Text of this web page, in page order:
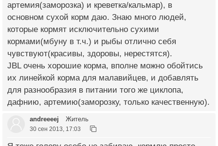
артемия(заморозка) и креветка/кальмар), в
основном сухой корм даю. Знаю много людей,
которые кормят исключительно сухими
кормами(мбуну в т.ч.) и рыбы отлично себя
чувствуют(красивы, здоровы, нерестятся).
JBL очень хорошие корма, вполне можно обойтись
их линейкой корма для малавийцев, и добавлять
для разнообразия в питании того же циклопа,
дафнию, артемию(заморозку, только качественную).
andreeeej Житель
30 сен 2013, 17:03